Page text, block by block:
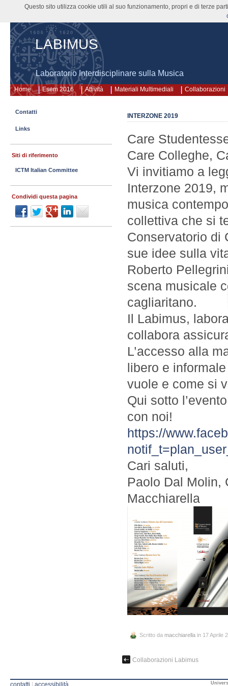
LABIMUS
Laboratorio Interdisciplinare sulla Musica
Home Esem 2016 Attività Materiali Multimediali Collaborazioni
INTERZONE 2019
Care
Care Colleghe,
Vi invitiamo a
Interzone 2019,
musica
collettiva che si
Conservatorio di
sue idee sulla
Roberto
scena musicale
cagliaritano.
Il Labimus,
collabora
L’accesso alla
libero e
vuole e come si
Qui sotto
con noi!
https://
Cari saluti,
Paolo Dal Molin,
Macchiarella
Scritto da macchiarella in 17 Aprile
Collaborazioni Labimus
Contatti
Links
Siti di riferimento
ICTM Italian Committee
Condividi questa pagina
contatti accessibilità
Questo sito utilizza cookie utili al suo funzionamento, propri e di terze